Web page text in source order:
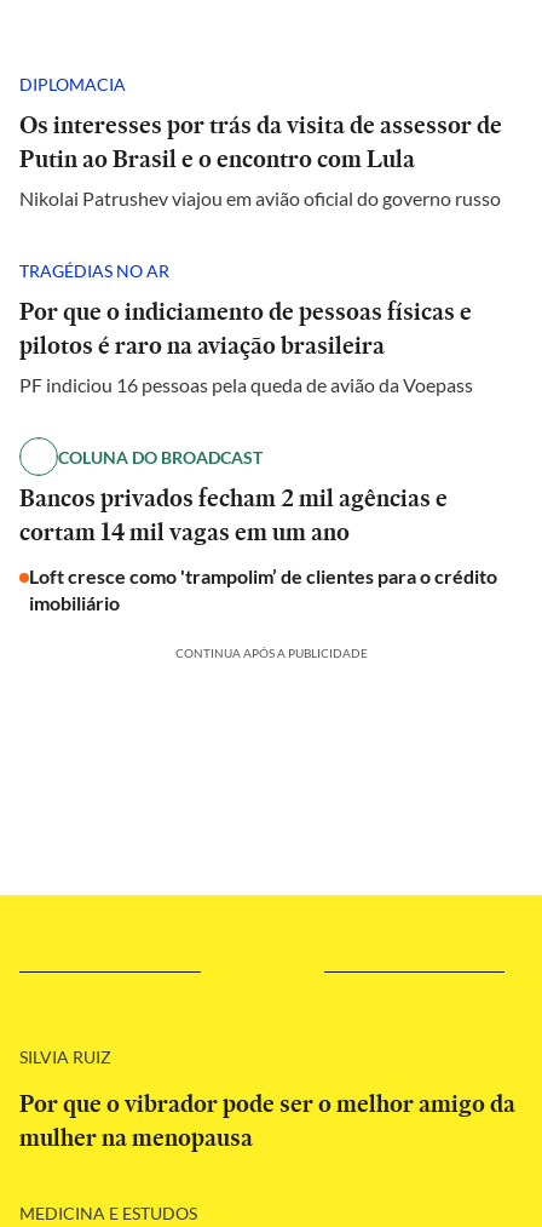
DIPLOMACIA
Os interesses por trás da visita de assessor de
Putin ao Brasil e o encontro com Lula
Nikolai Patrushev viajou em avião oficial do governo russo
TRAGÉDIAS NO AR
Por que o indiciamento de pessoas físicas e
pilotos é raro na aviação brasileira
PF indiciou 16 pessoas pela queda de avião da Voepass
COLUNA DO BROADCAST
Bancos privados fecham 2 mil agências e
cortam 14 mil vagas em um ano
Loft cresce como 'trampolim’ de clientes para o crédito
imobiliário
CONTINUA APÓS A PUBLICIDADE
SILVIA RUIZ
Por que o vibrador pode ser o melhor amigo da
mulher na menopausa
MEDICINA E ESTUDOS